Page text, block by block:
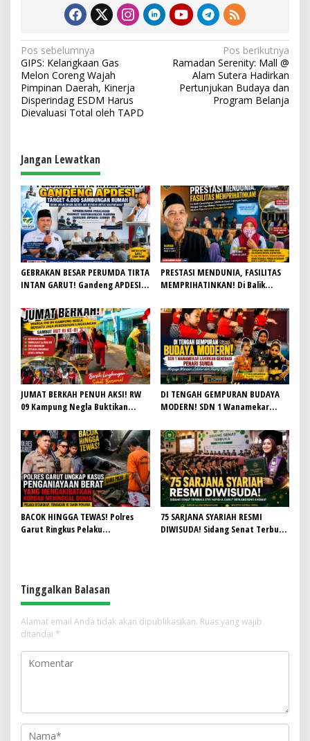
N
a
v
i
a
s
i
p
o
s
Pos sebelumnya
GIPS: Kelangkaan Gas
Melon Coreng Wajah
Pimpinan Daerah, Kinerja
Disperindag ESDM Harus
Dievaluasi Total oleh TAPD
Pos berikutnya
Ramadan Serenity: Mall @
Alam Sutera Hadirkan
Pertunjukan Budaya dan
Program Belanja
Jangan Lewatkan
GEBRAKAN BESAR PERUMDA TIRTA
INTAN GARUT! Gandeng APDESI,
Demi Wujudkan Akses Air Bersih
untuk Masyarakat
PRESTASI MENDUNIA, FASILITAS
MEMPRIHATINKAN! Di Balik
Lapangan Hoki Rusak, Masjid Tak
Lagi Mampu Tampung Jamaah,
Penjualan Seragam Ikut Jadi
Sorotan
JUMAT BERKAH PENUH AKSI! RW
09 Kampung Negla Buktikan
Slogan, Warga Bersatu Sambut
HUT RI ke-81
DI TENGAH GEMPURAN BUDAYA
MODERN! SDN 1 Wanamekar
Menjaga Warisan Leluhur dari
Ruang Kelas
BACOK HINGGA TEWAS! Polres
Garut Ringkus Pelaku
75 SARJANA SYARIAH RESMI
DIWISUDA! Sidang Senat Terbuka
Tinggalkan Balasan
Alamat email Anda tidak akan dipublikasikan. Ruas yang wajib
ditandai *